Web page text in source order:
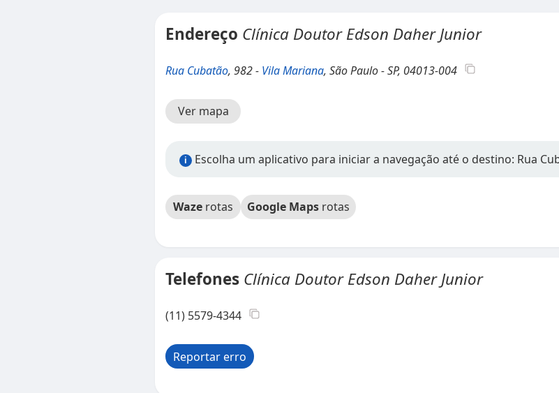
Endereço Clínica Doutor Edson Daher Junior
Rua Cubatão, 982 - Vila Mariana, São Paulo - SP, 04013-004
Ver mapa
i Escolha um aplicativo para iniciar a navegação até o destino: Rua
Waze rotas Google Maps rotas
Telefones Clínica Doutor Edson Daher Junior
(11) 5579-4344
Reportar erro